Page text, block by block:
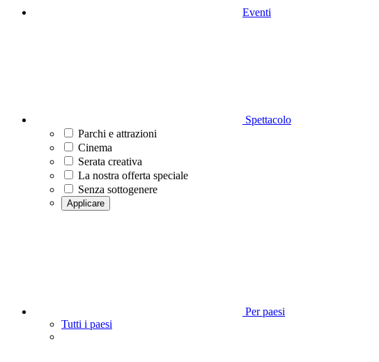
Eventi
Spettacolo
Parchi e attrazioni
Cinema
Serata creativa
La nostra offerta speciale
Senza sottogenere
Applicare
Per paesi
Tutti i paesi